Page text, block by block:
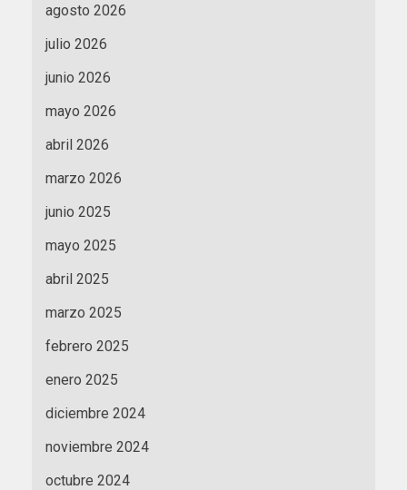
agosto 2026
julio 2026
junio 2026
mayo 2026
abril 2026
marzo 2026
junio 2025
mayo 2025
abril 2025
marzo 2025
febrero 2025
enero 2025
diciembre 2024
noviembre 2024
octubre 2024